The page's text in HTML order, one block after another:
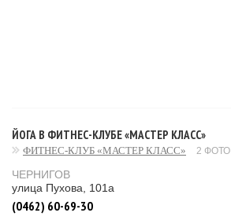
ЙОГА В ФИТНЕС-КЛУБЕ «МАСТЕР КЛАСС»
ФИТНЕС-КЛУБ «МАСТЕР КЛАСС» 2 ФОТО
ЧЕРНИГОВ
улица Пухова, 101а
(0462) 60-69-30